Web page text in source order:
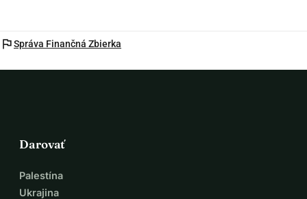
flagSpráva Finančná Zbierka
Darovať
Palestína
Ukrajina